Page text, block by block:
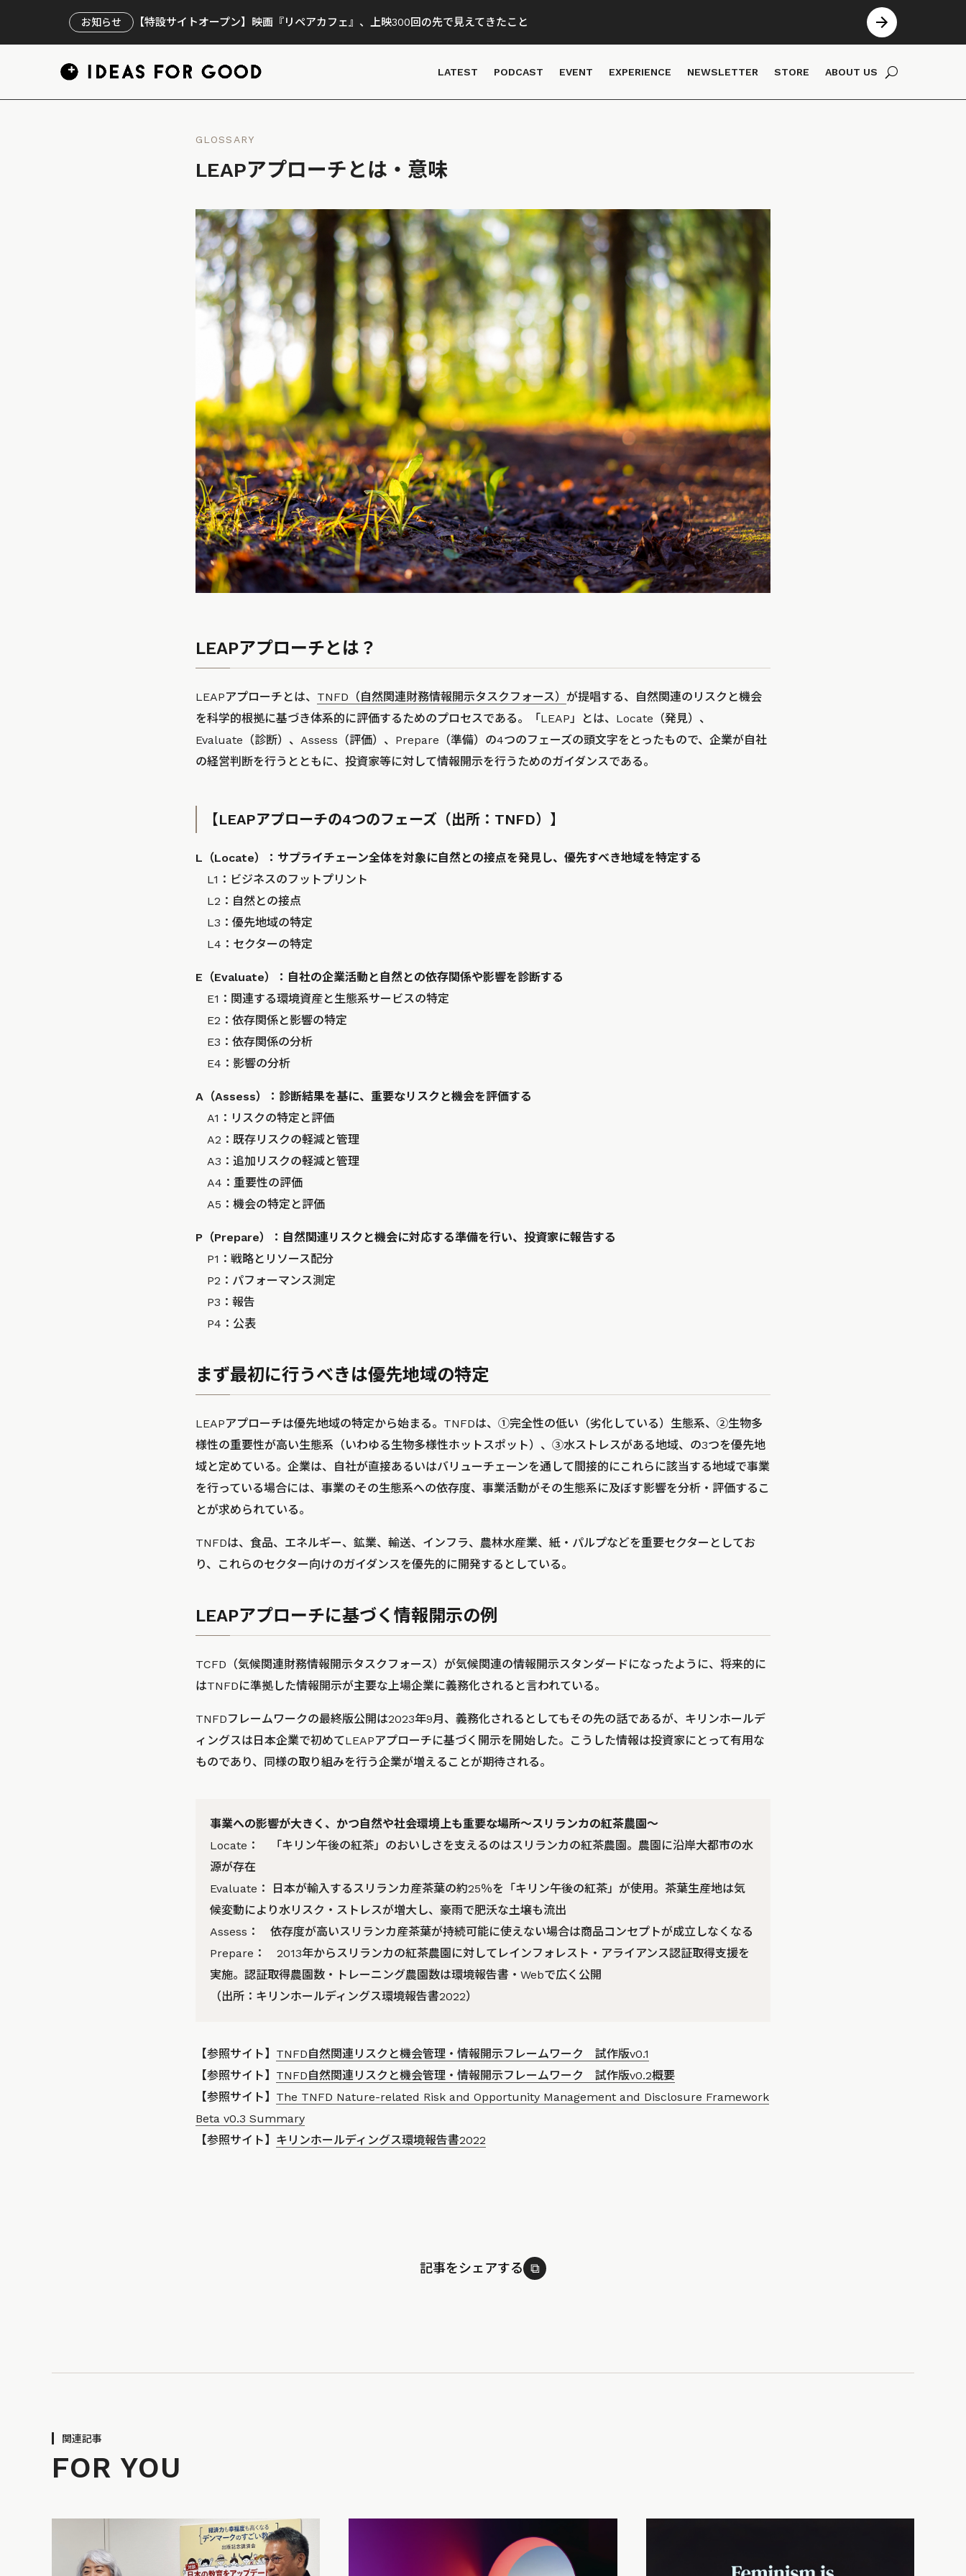
お知らせ 【特設サイトオープン】映画『リペアカフェ』、上映300回の先で見えてきたこと
LATEST PODCAST EVENT EXPERIENCE NEWSLETTER STORE ABOUT US
GLOSSARY
LEAPアプローチとは・意味
LEAPアプローチとは？
LEAPアプローチとは、 TNFD（自然関連財務情報開示タスクフォース） が提唱する、自然関連のリスクと機会
を科学的根拠に基づき体系的に評価するためのプロセスである。「LEAP」とは、Locate（発見）、
Evaluate（診断）、Assess（評価）、Prepare（準備）の4つのフェーズの頭文字をとったもので、企業が自社
の経営判断を行うとともに、投資家等に対して情報開示を行うためのガイダンスである。
【LEAPアプローチの4つのフェーズ（出所：TNFD）】
L（Locate）：サプライチェーン全体を対象に自然との接点を発見し、優先すべき地域を特定する
L1：ビジネスのフットプリント
L2：自然との接点
L3：優先地域の特定
L4：セクターの特定
E（Evaluate）：自社の企業活動と自然との依存関係や影響を診断する
E1：関連する環境資産と生態系サービスの特定
E2：依存関係と影響の特定
E3：依存関係の分析
E4：影響の分析
A（Assess）：診断結果を基に、重要なリスクと機会を評価する
A1：リスクの特定と評価
A2：既存リスクの軽減と管理
A3：追加リスクの軽減と管理
A4：重要性の評価
A5：機会の特定と評価
P（Prepare）：自然関連リスクと機会に対応する準備を行い、投資家に報告する
P1：戦略とリソース配分
P2：パフォーマンス測定
P3：報告
P4：公表
まず最初に行うべきは優先地域の特定
LEAPアプローチは優先地域の特定から始まる。TNFDは、①完全性の低い（劣化している）生態系、②生物多
様性の重要性が高い生態系（いわゆる生物多様性ホットスポット）、③水ストレスがある地域、の3つを優先地
域と定めている。企業は、自社が直接あるいはバリューチェーンを通して間接的にこれらに該当する地域で事業
を行っている場合には、事業のその生態系への依存度、事業活動がその生態系に及ぼす影響を分析・評価するこ
とが求められている。
TNFDは、食品、エネルギー、鉱業、輸送、インフラ、農林水産業、紙・パルプなどを重要セクターとしてお
り、これらのセクター向けのガイダンスを優先的に開発するとしている。
LEAPアプローチに基づく情報開示の例
TCFD（気候関連財務情報開示タスクフォース）が気候関連の情報開示スタンダードになったように、将来的に
はTNFDに準拠した情報開示が主要な上場企業に義務化されると言われている。
TNFDフレームワークの最終版公開は2023年9月、義務化されるとしてもその先の話であるが、キリンホールデ
ィングスは日本企業で初めてLEAPアプローチに基づく開示を開始した。こうした情報は投資家にとって有用な
ものであり、同様の取り組みを行う企業が増えることが期待される。
事業への影響が大きく、かつ自然や社会環境上も重要な場所～スリランカの紅茶農園～
Locate： 「キリン午後の紅茶」のおいしさを支えるのはスリランカの紅茶農園。農園に沿岸大都市の水
源が存在
Evaluate： 日本が輸入するスリランカ産茶葉の約25％を「キリン午後の紅茶」が使用。茶葉生産地は気
候変動により水リスク・ストレスが増大し、豪雨で肥沃な土壌も流出
Assess： 依存度が高いスリランカ産茶葉が持続可能に使えない場合は商品コンセプトが成立しなくなる
Prepare： 2013年からスリランカの紅茶農園に対してレインフォレスト・アライアンス認証取得支援を
実施。認証取得農園数・トレーニング農園数は環境報告書・Webで広く公開
（出所：キリンホールディングス環境報告書2022）
【参照サイト】 TNFD自然関連リスクと機会管理・情報開示フレームワーク 試作版v0.1
【参照サイト】 TNFD自然関連リスクと機会管理・情報開示フレームワーク 試作版v0.2概要
【参照サイト】 The TNFD Nature-related Risk and Opportunity Management and Disclosure Framework
Beta v0.3 Summary
【参照サイト】 キリンホールディングス環境報告書2022
記事をシェアする ⧉
関連記事
FOR YOU